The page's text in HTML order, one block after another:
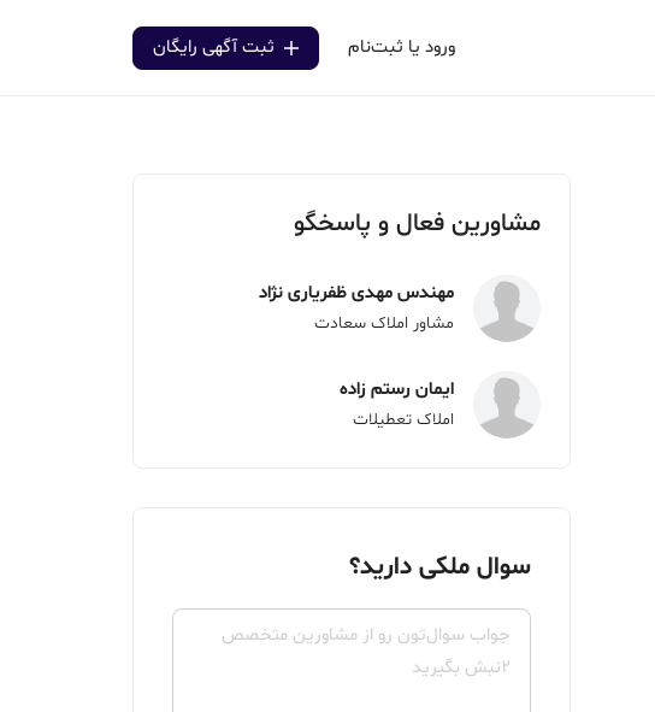
ورود یا ثبت‌نام ثبت آگهی رایگان
مشاورین فعال و پاسخگو
مهندس مهدی ظفریاری نژاد
مشاور املاک سعادت
ایمان رستم زاده
املاک تعطیلات
سوال ملکی دارید؟